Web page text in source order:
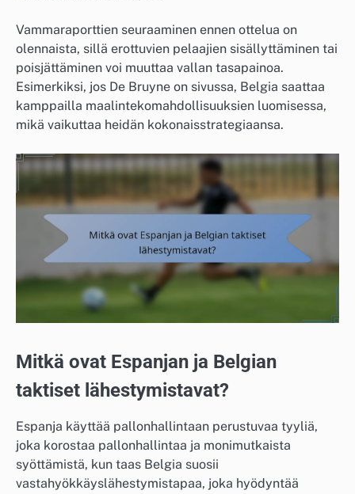
Vammaraporttien seuraaminen ennen ottelua on
olennaista, sillä erottuvien pelaajien sisällyttäminen tai
poisjättäminen voi muuttaa vallan tasapainoa.
Esimerkiksi, jos De Bruyne on sivussa, Belgia saattaa
kamppailla maalintekomahdollisuuksien luomisessa,
mikä vaikuttaa heidän kokonaisstrategiaansa.
Mitkä ovat Espanjan ja Belgian
taktiset lähestymistavat?
Espanja käyttää pallonhallintaan perustuvaa tyyliä,
joka korostaa pallonhallintaa ja monimutkaista
syöttämistä, kun taas Belgia suosii
vastahyökkäyslähestymistapaa, joka hyödyntää